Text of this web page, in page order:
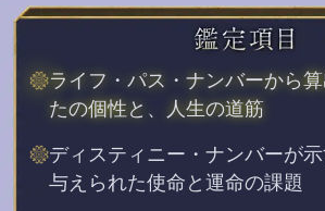
ライフ・パス・ナンバーから
たの個性と、人生の道筋
ディスティニー・ナンバーが
与えられた使命と運命の課題